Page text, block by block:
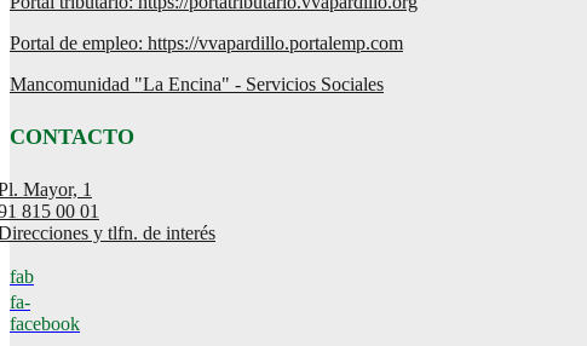
Portal de empleo: https://vvapardillo.portalemp.com
Mancomunidad "La Encina" - Servicios Sociales
CONTACTO
Mayor, 1
815 00 01
y tlfn. de interés
fab
fa-
facebook